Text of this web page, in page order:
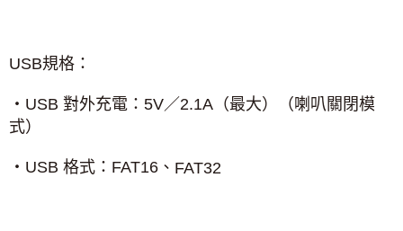
USB規格：
‧ USB 對外充電： 5V／2.1A （最大）（喇叭關閉模
式）
‧ USB 格式： FAT16 、 FAT32